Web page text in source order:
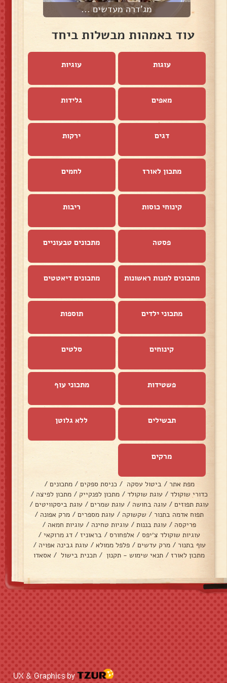
מג'דרה מעדשים ...
עוד באמהות מבשלות ביחד
עוגות עוגיות
מאפים גלידות
דגים ירקות
מתכון לאורז לחמים
קינוחי כוסות ריבות
פסטה מתכונים טבעוניים
מתכונים למנות ראשונות מתכונים דיאטטים
מתכוני ילדים תוספות
קינוחים סלטים
פשטידות מתכוני עוף
תבשילים ללא גלוטן
מרקים
מפת אתר / ביטול עסקה / כניסת ספקים / מתכונים /
כדורי שוקולד / עוגת שוקולד / מתכון לפנקייק / מתכון לפיצה /
עוגת תפוזים / עוגה בחושה / עוגת שמרים / עוגת ביסקוויטים /
תפוח אדמה בתנור / שקשוקה / עוגת מספרים / מרק אפונה /
פריקסה / עוגת בננות / עוגיות טחינה / עוגיות חמאה /
עוגיות שוקולד צ׳יפס / אלפחורס / בראוניז / דג מרוקאי /
עוף בתנור / מרק עדשים / פלפל ממולא / עוגת גבינה אפויה /
מתכון לאורז / תנאי שימוש - תקנון / תכנית בישול / אסאדו